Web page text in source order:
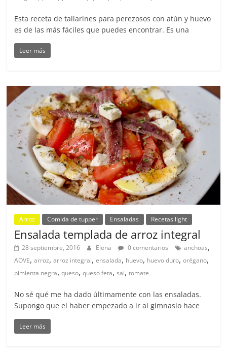
Esta receta de tallarines para perezosos con atún y huevo
es de las más fáciles que puedes encontrar. Es una
Leer más
Arroz Comida de tupper Ensaladas Recetas light
Ensalada templada de arroz integral
28 septiembre, 2016 Elena 0 comentarios anchoas,
AOVE,arroz,arroz integral,ensalada, huevo, huevo duro,orégano,
pimienta negra,queso,queso feta,sal,tomate
No sé qué me ha dado últimamente con las ensaladas.
Supongo que el haber empezado a ir al gimnasio hace
Leer más